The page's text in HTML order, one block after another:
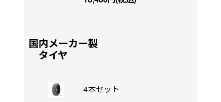
国内メーカー製
タイヤ
4本セット